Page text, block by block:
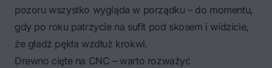
pozoru wszystko wygląda w porządku – do momentu,
gdy po roku patrzycie na sufit pod skosem i widzicie,
że gładź pękła wzdłuż krokwi.
Drewno cięte na CNC – warto rozważyć